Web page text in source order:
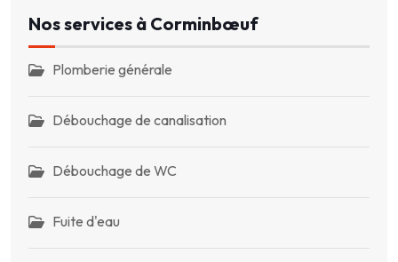
Nos services à Corminbœuf
Plomberie générale
Débouchage de canalisation
Débouchage de WC
Fuite d'eau